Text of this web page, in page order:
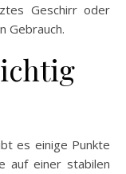
Geschirr oder
Gebrauch.
es einige Punkte
auf einer stabilen